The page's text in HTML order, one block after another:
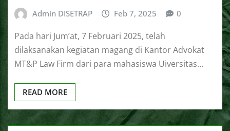
Admin DISETRAP Feb 7, 2025 0
Pada hari Jum’at, 7 Februari 2025, telah
dilaksanakan kegiatan magang di Kantor Advokat
MT&P Law Firm dari para mahasiswa Uiversitas…
READ MORE